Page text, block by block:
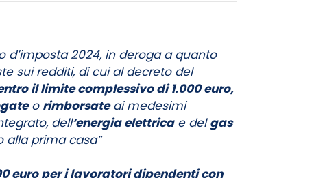
d’imposta 2024, in deroga a quanto
sui redditi, di cui al decreto del
il limite complessivo di 1.000 euro,
o rimborsateai medesimi
dell‘energia elettricae delgas
alla prima casa”
euro per i lavoratori dipendenti con